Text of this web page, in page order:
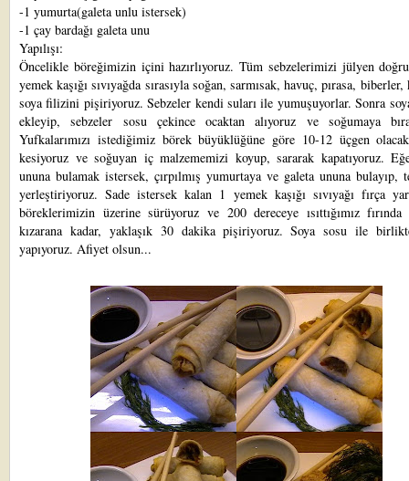
-1 yumurta(galeta unlu istersek)
-1 çay bardağı galeta unu
Yapılışı:
Öncelikle böreğimizin içini hazırlıyoruz. Tüm sebzelerimizi jülyen
yemek kaşığı sıvıyağda sırasıyla soğan, sarmısak, havuç, pırasa,
soya filizini pişiriyoruz. Sebzeler kendi suları ile yumuşuyorlar. Sonra
ekleyip, sebzeler sosu çekince ocaktan alıyoruz ve soğumaya
Yufkalarımızı istediğimiz börek büyüklüğüne göre 10-12 üçgen
kesiyoruz ve soğuyan iç malzememizi koyup, sararak kapatıyoruz.
ununa bulamak istersek, çırpılmış yumurtaya ve galeta ununa bulayıp,
yerleştiriyoruz. Sade istersek kalan 1 yemek kaşığı sıvıyağı fırça
böreklerimizin üzerine sürüyoruz ve 200 dereceye ısıttığımız
kızarana kadar, yaklaşık 30 dakika pişiriyoruz. Soya sosu ile
yapıyoruz. Afiyet olsun...